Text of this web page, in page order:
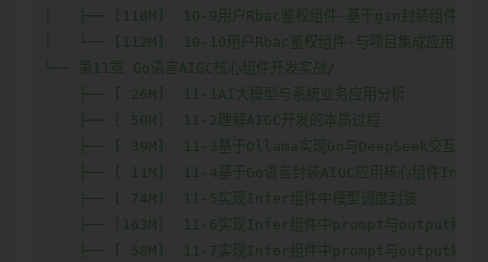
│   ├── [118M]  10-9用户Rbac鉴权组件-基于gin封装组件调度
│   └── [112M]  10-10用户Rbac鉴权组件-与项目集成应用
└── 第11章 Go语言AIGC核心组件开发实战/
    ├── [ 26M]  11-1AI大模型与系统业务应用分析
    ├── [ 50M]  11-2理解AIGC开发的本质过程
    ├── [ 39M]  11-3基于Ollama实现Go与DeepSeek交互
├── [ 11M]  11-4基于Go语言封装AIGC应用核心组件Infer
    ├── [ 74M]  11-5实现Infer组件中模型调度封装
├── [163M]  11-6实现Infer组件中prompt与output解析
├── [ 58M]  11-7实现Infer组件中prompt与output解析